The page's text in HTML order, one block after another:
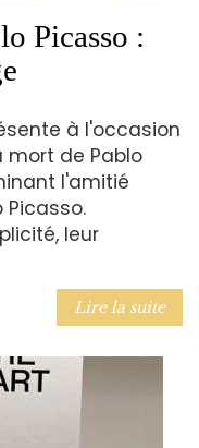
Picasso :
à l'occasion
mort de Pablo
l'amitié
Picasso.
leur
Lire la suite